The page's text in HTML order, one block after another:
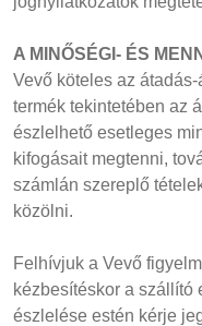
A MINŐSÉGI- ÉS
Vevő köteles az
termék tekintetében az
észlelhető esetleges
kifogásait megtenni,
számlán szereplő
közölni.
Felhívjuk a Vevő
kézbesítéskor a szállító
észlelése estén kérje